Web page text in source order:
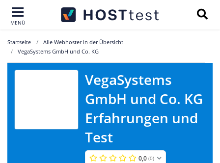
MENÜ
Startseite
Alle Webhoster in der Übersicht
VegaSystems GmbH und Co. KG
VegaSystems
GmbH und Co. KG
Erfahrungen und
Test
0,0 (0)